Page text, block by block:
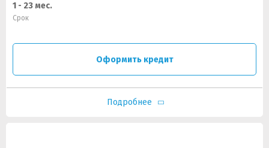
1 - 23 мес.
Срок
Оформить кредит
Подробнее